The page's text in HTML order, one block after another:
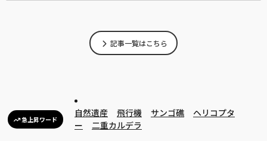
記事一覧はこちら
急上昇ワード
自然遺産 飛行機 サンゴ礁
ヘリコプタ
ー
二重カルデラ